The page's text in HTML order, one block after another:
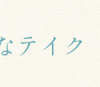
ルを探す
比較方法
テイク